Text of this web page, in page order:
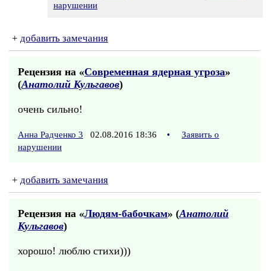
нарушении
+ добавить замечания
Рецензия на «Современная ядерная угроза»
(Анатолий Кульгавов)
очень сильно!
Анна Радченко 3 02.08.2016 18:36 •
Заявить о
нарушении
+ добавить замечания
Рецензия на «Людям-бабочкам» (Анатолий
Кульгавов)
хорошо! люблю стихи)))